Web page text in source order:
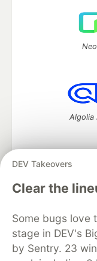
DEV Takeovers
Clear the
Some bugs love
stage in DEV's
by Sentry. 23
Algolia
DEV Community— A
development
DEV Education
Organization
Free